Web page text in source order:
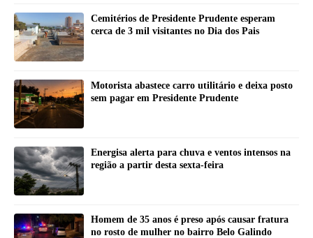
Cemitérios de Presidente Prudente esperam
cerca de 3 mil visitantes no Dia dos Pais
Motorista abastece carro utilitário e deixa posto
sem pagar em Presidente Prudente
Energisa alerta para chuva e ventos intensos na
região a partir desta sexta-feira
Homem de 35 anos é preso após causar fratura
no rosto de mulher no bairro Belo Galindo